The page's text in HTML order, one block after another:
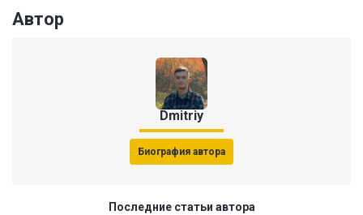
Автор
Dmitriy
Биография автора
Последние статьи автора